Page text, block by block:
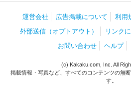
運営会社 広告掲載について 利用
外部送信（オプトアウト）
リンク
お問い合わせ
ヘルプ
(c) Kakaku.com, Inc. All
掲載情報・写真など、すべてのコンテンツの無
す。